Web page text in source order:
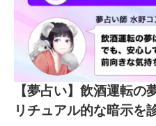
【夢占い】飲酒運転
リチュアル的な暗示を